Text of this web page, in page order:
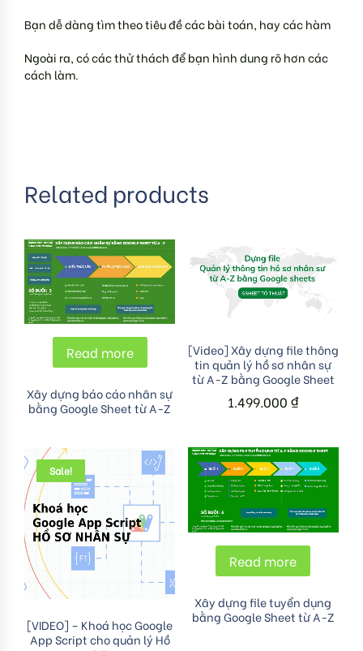
Bạn dễ dàng tìm theo tiêu đề các bài toán, hay các hàm
Ngoài ra, có các thử thách để bạn hình dung rõ hơn các
cách làm.
Related products
Read more
Xây dựng báo cáo nhân sự
bằng Google Sheet từ A-Z
Add to cart
[Video] Xây dựng file thông
tin quản lý hồ sơ nhân sự
từ A-Z bằng Google Sheet
1.499.000 ₫
Sale!
Add to cart
[VIDEO] – Khoá học Google
App Script cho quản lý Hồ
Read more
Xây dựng file tuyển dụng
bằng Google Sheet từ A-Z